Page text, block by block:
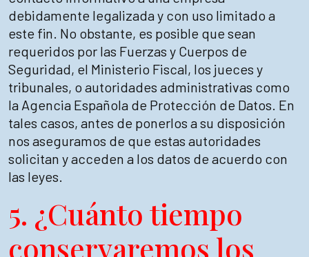
debidamente legalizada y con uso limitado a
este fin. No obstante, es posible que sean
requeridos por las Fuerzas y Cuerpos de
Seguridad, el Ministerio Fiscal, los jueces y
tribunales, o autoridades administrativas como
la Agencia Española de Protección de Datos. En
tales casos, antes de ponerlos a su disposición
nos aseguramos de que estas autoridades
solicitan y acceden a los datos de acuerdo con
las leyes.
5. ¿Cuánto tiempo
conservaremos los